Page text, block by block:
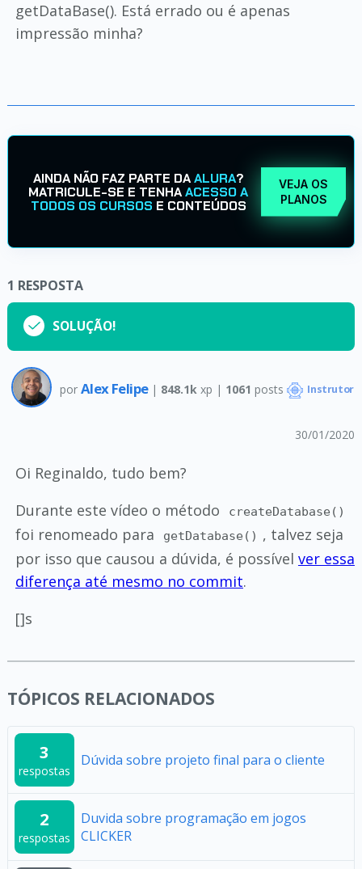
getDataBase(). Está errado ou é apenas
impressão minha?
AINDA NÃO FAZ PARTE DAALURA?
MATRICULE-SE E TENHAACESSO A
TODOS OS CURSOS E CONTEÚDOS
VEJA OS
PLANOS
1 RESPOSTA
SOLUÇÃO!
por Alex Felipe | 848.1k xp | 1061 posts Instrutor
30/01/2020
Oi Reginaldo, tudo bem?
Durante este vídeo o método
createDatabase()
foi renomeado para getDatabase() , talvez seja
por isso que causou a dúvida, é possível ver essa
diferença até mesmo no commit.
[]s
TÓPICOS RELACIONADOS
3
respostas
Dúvida sobre projeto final para o cliente
2
respostas
Duvida sobre programação em jogos
CLICKER